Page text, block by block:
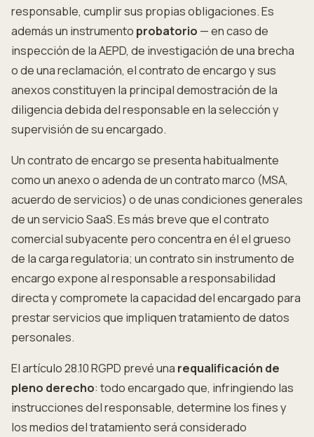
responsable, cumplir sus propias obligaciones. Es
además un instrumento probatorio — en caso de
inspección de la AEPD, de investigación de una brecha
o de una reclamación, el contrato de encargo y sus
anexos constituyen la principal demostración de la
diligencia debida del responsable en la selección y
supervisión de su encargado.
Un contrato de encargo se presenta habitualmente
como un anexo o adenda de un contrato marco (MSA,
acuerdo de servicios) o de unas condiciones generales
de un servicio SaaS. Es más breve que el contrato
comercial subyacente pero concentra en él el grueso
de la carga regulatoria; un contrato sin instrumento de
encargo expone al responsable a responsabilidad
directa y compromete la capacidad del encargado para
prestar servicios que impliquen tratamiento de datos
personales.
El artículo 28.10 RGPD prevé una requalificación de
pleno derecho: todo encargado que, infringiendo las
instrucciones del responsable, determine los fines y
los medios del tratamiento será considerado